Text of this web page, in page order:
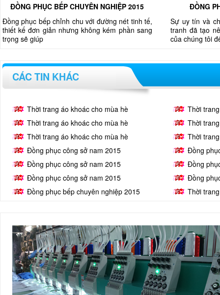
ĐỒNG PHỤC BẾP CHUYÊN NGHIỆP 2015
Đồng phục bếp chỉnh chu với đường nét tinh tế,
thiết kế đơn giản nhưng không kém phần sang
trọng sẽ giúp
ĐỒNG
Sự uy tín và
tranh đã tạo
của chúng tôi
CÁC TIN KHÁC
Thời trang áo khoác cho mùa hè
Thời
Thời trang áo khoác cho mùa hè
Thời
Thời trang áo khoác cho mùa hè
Thời
Đồng phục công sở nam 2015
Đồng
Đồng phục công sở nam 2015
Đồng
Đồng phục công sở nam 2015
Đồng
Đồng phục bếp chuyên nghiệp 2015
Thời